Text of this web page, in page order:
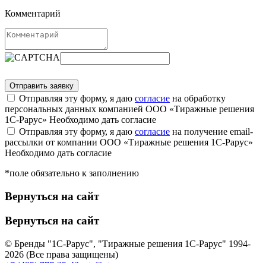
Комментарий
Отправляя эту форму, я даю согласие на обработку
персональных данных компанией ООО «Тиражные решения
1С-Рарус» Необходимо дать согласие
Отправляя эту форму, я даю согласие на получение email-
рассылки от компании ООО «Тиражные решения 1С-Рарус»
Необходимо дать согласие
*поле обязательно к заполнению
Вернуться на сайт
Вернуться на сайт
© Бренды "1С-Рарус", "Тиражные решения 1С-Рарус" 1994-
2026 (Все права защищены)